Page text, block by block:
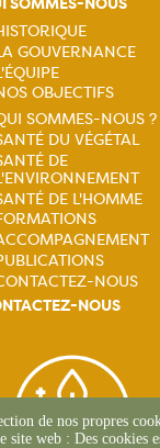
GOUVERNANCE
OBJECTIFS
SOMMES-NOUS ?
DU VÉGÉTAL
DE
DE L'HOMME
NOUS
NOUS
de nos propres
site web : Des cookies